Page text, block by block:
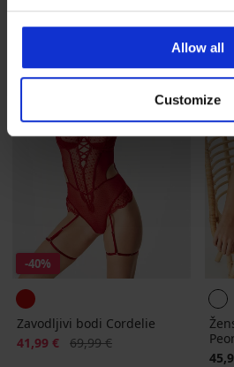
Allow all
Customize
-40%
Zavodljivi bodi Cordelie
Popust
41,99 € Prvobitna cijena
69,99 €